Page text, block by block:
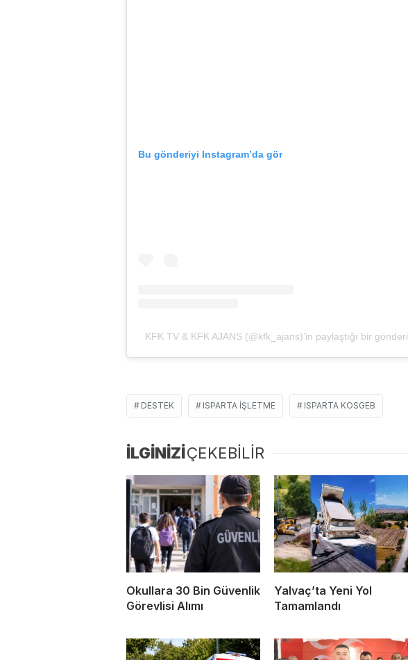
Bu gönderiyi Instagram’da gör
KFK TV & KFK AJANS (@kfk_ajans)’in paylaştığı bir gönderi
DESTEK ISPARTA IŞLETME ISPARTA KOSGEB
İLGİNİZİÇEKEBİLİR
Okullara 30 Bin Güvenlik
Görevlisi Alımı
Yalvaç’ta Yeni Yol
Tamamlandı